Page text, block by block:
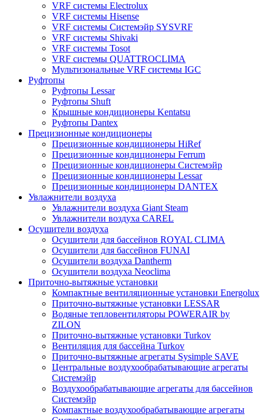
VRF системы Electrolux
VRF системы Hisense
VRF системы Системэйр SYSVRF
VRF системы Shivaki
VRF системы Tosot
VRF системы QUATTROCLIMA
Мультизональные VRF системы IGC
Руфтопы
Руфтопы Lessar
Руфтопы Shuft
Крышные кондиционеры Kentatsu
Руфтопы Dantex
Прецизионные кондиционеры
Прецизионные кондиционеры HiRef
Прецизионные кондиционеры Ferrum
Прецизионные кондиционеры Системэйр
Прецизионные кондиционеры Lessar
Прецизионные кондиционеры DANTEX
Увлажнители воздуха
Увлажнители воздуха Giant Steam
Увлажнители воздуха CAREL
Осушители воздуха
Осушители для бассейнов ROYAL CLIMA
Осушители для бассейнов FUNAI
Осушители воздуха Dantherm
Осушители воздуха Neoclima
Приточно-вытяжные установки
Компактные вентиляционные установки Energolux
Приточно-вытяжные установки LESSAR
Водяные тепловентиляторы POWERAIR by
ZILON
Приточно-вытяжные установки Turkov
Вентиляция для бассейна Turkov
Приточно-вытяжные агрегаты Sysimple SAVE
Центральные воздухообрабатывающие агрегаты
Системэйр
Воздухообрабатывающие агрегаты для бассейнов
Системэйр
Компактные воздухообрабатывающие агрегаты